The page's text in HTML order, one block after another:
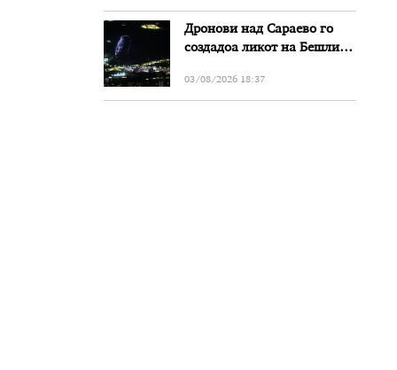
Дронови над Сараево го
создадоа ликот на Бешлиќ
нивниот дует
03/08/2026 18:37